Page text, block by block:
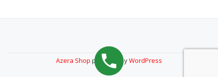
Azera Shop powered byWordPress